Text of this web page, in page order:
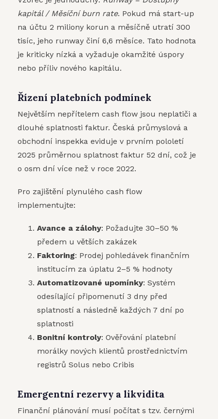
kapitál / Měsíční burn rate. Pokud má start-up
na účtu 2 miliony korun a měsíčně utratí 300
tisíc, jeho runway činí 6,6 měsíce. Tato hodnota
je kriticky nízká a vyžaduje okamžité úspory
nebo příliv nového kapitálu.
Řízení platebních podmínek
Největším nepřítelem cash flow jsou neplatiči a
dlouhé splatnosti faktur. Česká průmyslová a
obchodní inspekka eviduje v prvním pololetí
2025 průměrnou splatnost faktur 52 dní, což je
o osm dní více než v roce 2022.
Pro zajištění plynulého cash flow
implementujte:
Avance a zálohy: Požadujte 30–50 %
předem u větších zakázek
Faktoring: Prodej pohledávek finančním
institucím za úplatu 2–5 % hodnoty
Automatizované upomínky: Systém
odesílající připomenutí 3 dny před
splatností a následně každých 7 dní po
splatnosti
Bonitní kontroly: Ověřování platební
morálky nových klientů prostřednictvím
registrů Solus nebo Cribis
Emergentní rezervy a likvidita
Finanční plánování musí počítat s tzv. černými